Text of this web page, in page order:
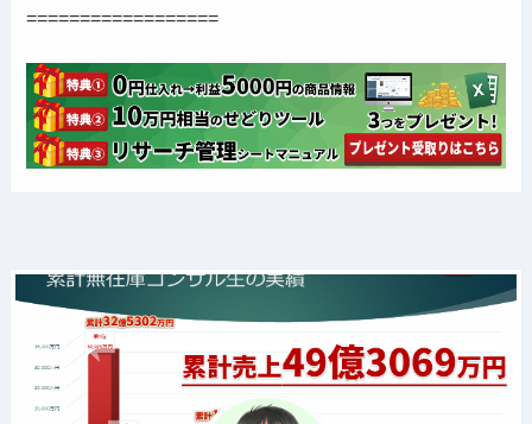
==================